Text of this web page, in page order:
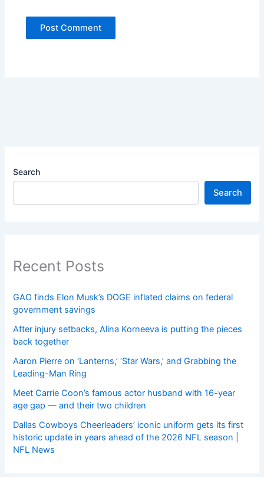
Search
Search
Recent Posts
GAO finds Elon Musk’s DOGE inflated claims on federal
government savings
After injury setbacks, Alina Korneeva is putting the pieces
back together
Aaron Pierre on ‘Lanterns,’ ‘Star Wars,’ and Grabbing the
Leading-Man Ring
Meet Carrie Coon’s famous actor husband with 16-year
age gap — and their two children
Dallas Cowboys Cheerleaders’ iconic uniform gets its first
historic update in years ahead of the 2026 NFL season |
NFL News